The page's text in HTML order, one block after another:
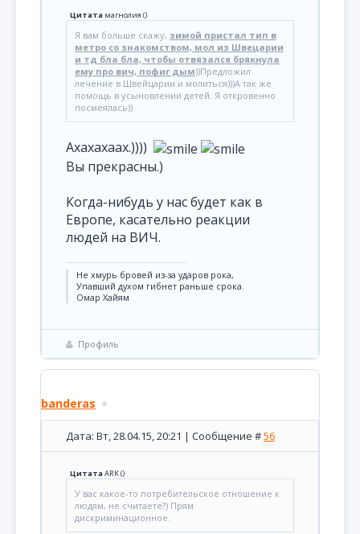
Цитата магнолия ()
Я вам больше скажу, зимой пристал тип в
метро со знакомством, мол из Швецарии
и тд бла бла, чтобы отвязался брякнула
ему про вич, пофиг дым))Предложил
лечение в Швейцарии и молиться)))А так же
помощь в усыновлении детей. Я откровенно
посмеялась))
Ахахахаах.))))
Вы прекрасны.)
Когда-нибудь у нас будет как в
Европе, касательно реакции
людей на ВИЧ.
Не хмурь бровей из-за ударов рока,
Упавший духом гибнет раньше срока.
Омар Хайям
Профиль
banderas
Дата: Вт, 28.04.15, 20:21 | Сообщение #56
ЦитатаARK()
У вас какое-то потребительское отношение к
людям, не считаете?) Прям
дискриминационное.